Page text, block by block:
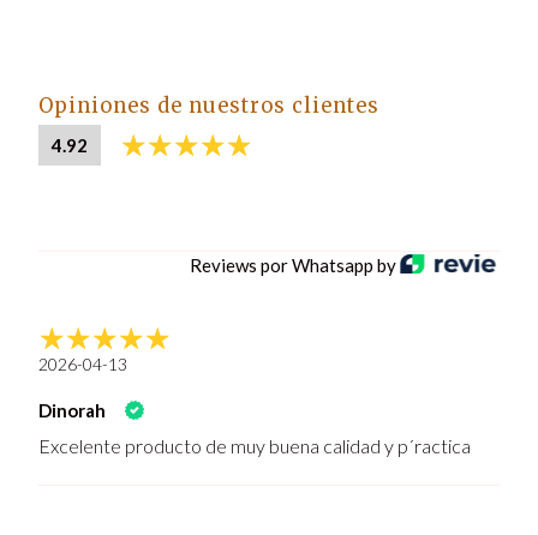
Opiniones de nuestros clientes
4.92
Reviews por Whatsapp by
2026-04-13
Dinorah
Excelente producto de muy buena calidad y p´ractica